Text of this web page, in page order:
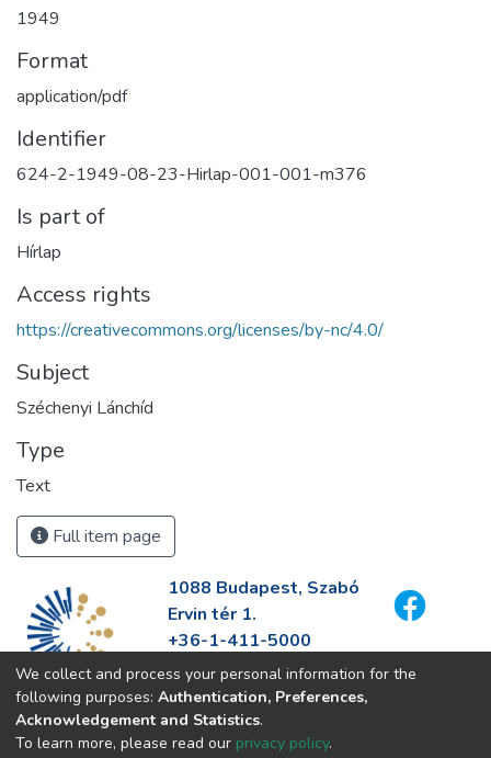
1949
Format
application/pdf
Identifier
624-2-1949-08-23-Hirlap-001-001-m376
Is part of
Hírlap
Access rights
https://creativecommons.org/licenses/by-nc/4.0/
Subject
Széchenyi Lánchíd
Type
Text
Full item page
1088 Budapest, Szabó
Ervin tér 1.
+36-1-411-5000
info@fszek.hu
https://fszek.hu
We collect and process your personal information for the
following purposes: Authentication, Preferences,
Acknowledgement and Statistics.
To learn more, please read our privacy policy.